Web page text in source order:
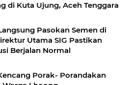
di Kuta Ujung, Aceh Tenggara
Pasokan Semen di
Utama SIG Pastikan
Berjalan Normal
Porak- Porandakan